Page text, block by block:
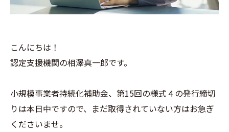
こんにちは！
認定支援機関の相澤真一郎です。
小規模事業者持続化補助金、第15回の様式４の発行締切
りは本日中ですので、まだ取得されていない方はお急ぎ
くださいませ。